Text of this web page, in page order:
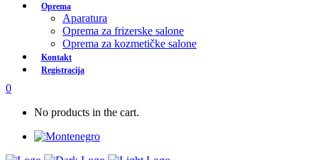
Oprema
Aparatura
Oprema za frizerske salone
Oprema za kozmetičke salone
Kontakt
Registracija
0
No products in the cart.